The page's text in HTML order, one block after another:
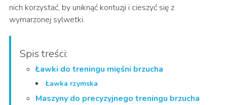
nich korzystać, by uniknąć kontuzji i cieszyć się z
wymarzonej sylwetki.
Spis treści:
Ławki do treningu mięśni brzucha
Ławka rzymska
Maszyny do precyzyjnego treningu brzucha